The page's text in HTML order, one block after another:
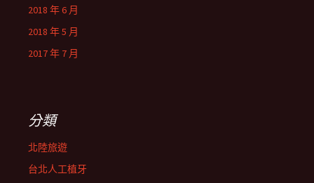
2018 年 6 月
2018 年 5 月
2017 年 7 月
分類
北陸旅遊
台北人工植牙